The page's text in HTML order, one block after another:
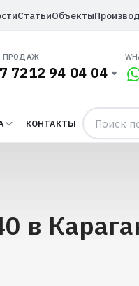
СтатьиОбъекты
ПРОДАЖ
7212 94 04 04
КОНТАКТЫ
в